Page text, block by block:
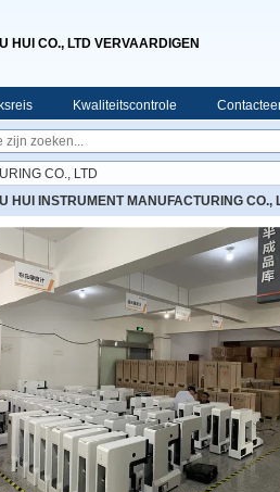
HUI CO., LTD VERVAARDIGEN
Kwaliteitscontrole
CO., LTD
HUI INSTRUMENT MANUFACTURING CO.,